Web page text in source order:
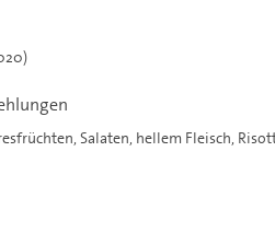
Salaten, hellem Fleisch,